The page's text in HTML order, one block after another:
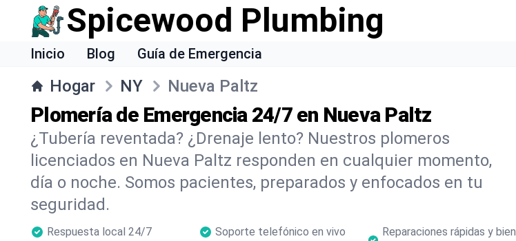
Spicewood Plumbing
Inicio Blog Guía de Emergencia
Hogar NY Nueva Paltz
Plomería de Emergencia 24/7 en Nueva Paltz
¿Tubería reventada? ¿Drenaje lento? Nuestros plomeros
licenciados en Nueva Paltz responden en cualquier momento,
día o noche. Somos pacientes, preparados y enfocados en tu
seguridad.
Respuesta local 24/7 Soporte telefónico en vivo
Reparaciones rápidas y bien